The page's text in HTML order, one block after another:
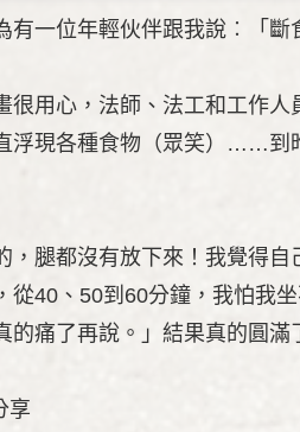
一位年輕伙伴跟我說︰「
很用心，法師、法工和工作
浮現各種食物（眾笑）……
腿都沒有放下來！我覺得
從40、50到60分鐘，我怕我
痛了再說。」結果真的圓滿
享